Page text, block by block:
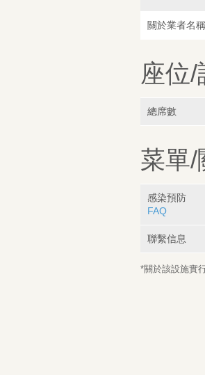
關於業者名
座位/
總席數
菜單/
感染預防
FAQ
聯繫信息
*關於該設施實